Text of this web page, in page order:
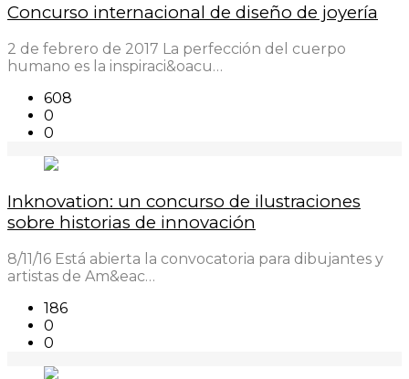
Concurso internacional de diseño de joyería
2 de febrero de 2017 La perfección del cuerpo
humano es la inspiraci&oacu…
608
0
0
Inknovation: un concurso de ilustraciones
sobre historias de innovación
8/11/16 Está abierta la convocatoria para dibujantes y
artistas de Am&eac…
186
0
0